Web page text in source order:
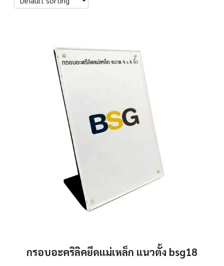
Order
กรอบอะคริลิคยึดแม่เหล็ก แนวตั้ง bsg18